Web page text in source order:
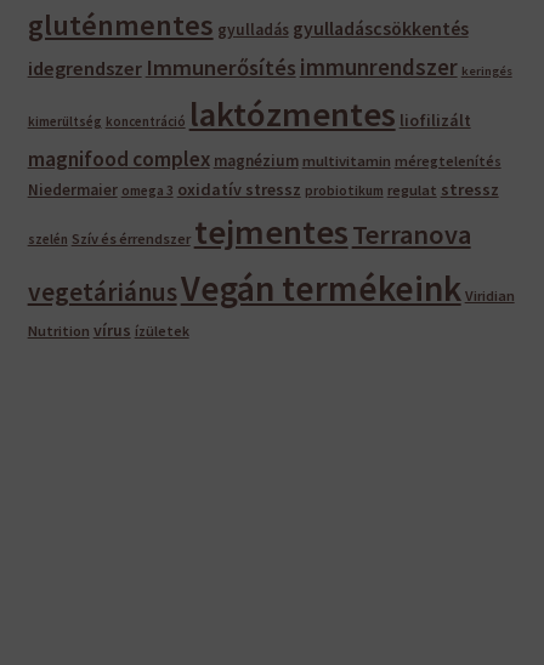
gluténmentes gyulladás gyulladáscsökkentés
idegrendszer Immunerősítés immunrendszer keringés
kimerültség koncentráció laktózmentes liofilizált
magnifood complex magnézium multivitamin méregtelenítés
Niedermaier omega 3 oxidatív stressz probiotikum regulat stressz
szelén Szív és érrendszer tejmentesTerranova
vegetáriánusVegán termékeink Viridian
Nutrition vírus ízületek